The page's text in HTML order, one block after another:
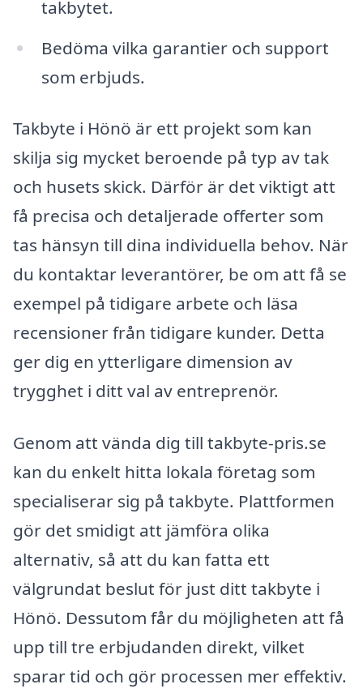
takbytet.
Bedöma vilka garantier och support
som erbjuds.
Takbyte i Hönö är ett projekt som kan
skilja sig mycket beroende på typ av tak
och husets skick. Därför är det viktigt att
få preci­sa och detaljerade offerter som
tas hänsyn till dina individuella behov. När
du kontaktar leverantörer, be om att få se
exempel på tidigare arbete och läsa
recensioner från tidigare kunder. Detta
ger dig en ytterligare dimension av
trygghet i ditt val av entreprenör.
Genom att vända dig till takbyte-pris.se
kan du enkelt hitta lokala företag som
specialiserar sig på takbyte. Plattformen
gör det smidigt att jämföra olika
alternativ, så att du kan fatta ett
välgrundat beslut för just ditt takbyte i
Hönö. Dessutom får du möjligheten att få
upp till tre erbjudanden direkt, vilket
sparar tid och gör processen mer effektiv.